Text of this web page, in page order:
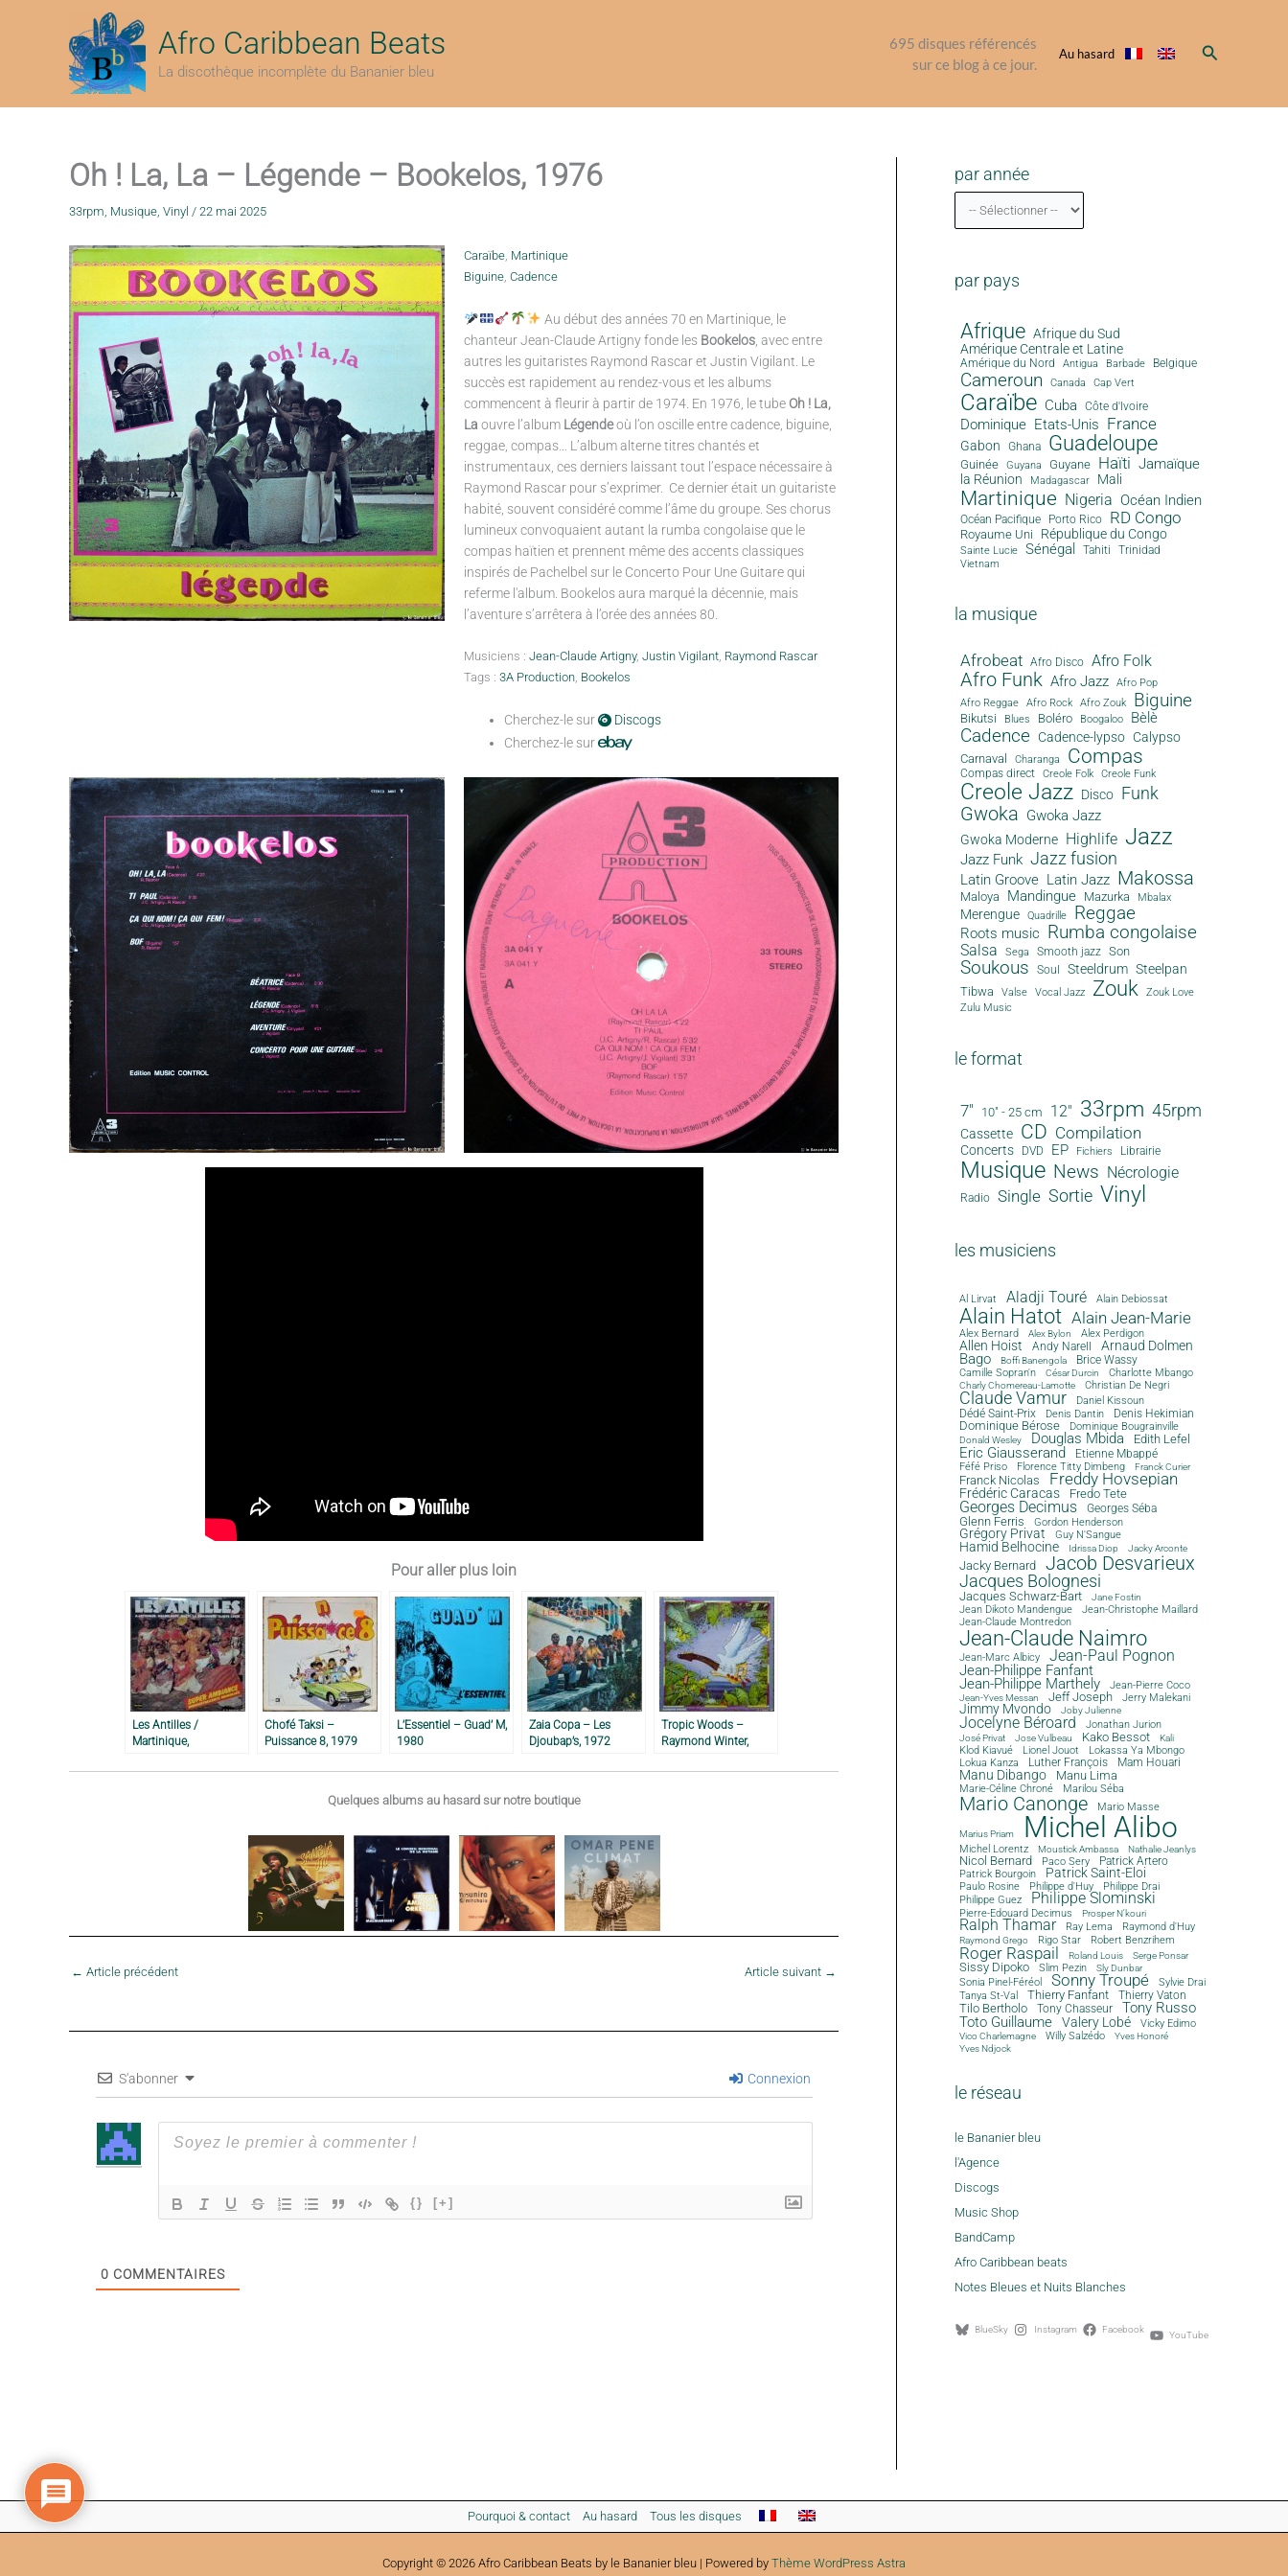
Afro Caribbean Beats
La discothèque incomplète du Bananier bleu
695 disques référencés
sur ce blog à ce jour.
Au hasard Rechercher
Oh ! La, La – Légende – Bookelos, 1976
33rpm, Musique, Vinyl / 22 mai 2025
Caraïbe, Martinique
Biguine, Cadence
Au début des années 70 en Martinique, le
chanteur Jean-Claude Artigny fonde les Bookelos, avec entre
autres les guitaristes Raymond Rascar et Justin Vigilant. Le
succès est rapidement au rendez-vous et les albums
commencent à fleurir à partir de 1974. En 1976, le tube Oh ! La,
La ouvre l’album Légendeoù l’on oscille entre cadence, biguine,
reggae, compas… L’album alterne titres chantés et
instrumentaux, ces derniers laissant tout l’espace nécessaire à
Raymond Rascar pour s’exprimer. Ce dernier était un guitariste
habité, souvent considéré comme l’âme du groupe. Ses chorus
lumineux convoquaient autant la rumba congolaise que le
compas haïtien et prennent même des accents classiques
inspirés de Pachelbel sur le Concerto Pour Une Guitare qui
referme l'album. Bookelos aura marqué la décennie, mais
l’aventure s’arrêtera à l’orée des années 80.
Musiciens : Jean-Claude Artigny, Justin Vigilant, Raymond Rascar
Tags : 3A Production, Bookelos
Cherchez-le sur
Discogs
Cherchez-le sur
Pour aller plus loin
Les Antilles /
Martinique,
Dominique, Sainte
Chofé Taksi –
Puissance 8, 1979
L’Essentiel – Guad’ M,
1980
Zaia Copa – Les
Djoubap’s, 1972
Tropic Woods –
Raymond Winter,
Quelques albums au hasard sur notre boutique
← Article précédent Article suivant →
S'abonner Connexion
{} [+]
0 COMMENTAIRES
par année
par pays
Afrique Afrique du Sud
Amérique Centrale et Latine
Amérique du Nord Antigua Barbade Belgique
Cameroun Canada Cap Vert
Caraïbe Cuba Côte d'Ivoire
Dominique Etats-Unis France
Gabon Ghana Guadeloupe
Guinée Guyana Guyane Haïti Jamaïque
la Réunion Madagascar Mali
Martinique Nigeria Océan Indien
Océan Pacifique Porto Rico RD Congo
Royaume Uni République du Congo
Sainte Lucie Sénégal Tahiti Trinidad
Vietnam
la musique
Afrobeat Afro Disco Afro Folk
Afro Funk Afro Jazz
Afro Pop
Afro Reggae
Afro Rock Afro Zouk Biguine
Bikutsi Blues Boléro Boogaloo Bèlè
Cadence Cadence-lypso Calypso
Carnaval Charanga Compas
Compas direct Creole Folk Creole Funk
Creole Jazz Disco Funk
Gwoka Gwoka Jazz
Gwoka Moderne Highlife Jazz
Jazz Funk Jazz fusion
Latin Groove Latin Jazz Makossa
Maloya Mandingue Mazurka Mbalax
Merengue Quadrille Reggae
Roots music Rumba congolaise
Salsa Sega Smooth jazz Son
Soukous Soul Steeldrum Steelpan
Tibwa Valse Vocal Jazz Zouk
Zouk Love
Zulu Music
le format
7" 10" - 25 cm 12" 33rpm 45rpm
Cassette CD Compilation
Concerts DVD EP Fichiers Librairie
Musique News Nécrologie
Radio Single Sortie Vinyl
les musiciens
Al Lirvat Aladji Touré Alain Debiossat
Alain Hatot Alain Jean-Marie
Alex Bernard Alex Bylon Alex Perdigon
Allen Hoist Andy Narell Arnaud Dolmen
Bago Boffi Banengola
Brice Wassy
Camille Sopran'n
César Durcin Charlotte Mbango
Charly Chomereau-Lamotte Christian De Negri
Claude Vamur Daniel Kissoun
Dédé Saint-Prix Denis Dantin Denis Hekimian
Dominique Bérose Dominique Bougrainville
Donald Wesley Douglas Mbida Edith Lefel
Eric Giausserand Etienne Mbappé
Féfé Priso Florence Titty Dimbeng Franck Curier
Franck Nicolas Freddy Hovsepian
Frédéric Caracas Fredo Tete
Georges Decimus Georges Séba
Glenn Ferris Gordon Henderson
Grégory Privat Guy N'Sangue
Hamid Belhocine Idrissa Diop Jacky Arconte
Jacky Bernard Jacob Desvarieux
Jacques Bolognesi
Jacques Schwarz-Bart Jane Fostin
Jean Dikoto Mandengue
Jean-Christophe Maillard
Jean-Claude Montredon
Jean-Claude Naimro
Jean-Marc Albicy Jean-Paul Pognon
Jean-Philippe Fanfant
Jean-Philippe Marthely Jean-Pierre Coco
Jean-Yves Messan Jeff Joseph Jerry Malekani
Jimmy Mvondo Joby Julienne
Jocelyne Béroard Jonathan Jurion
José Privat Jose Vulbeau Kako Bessot Kali
Klod Kiavué Lionel Jouot
Lokassa Ya Mbongo
Lokua Kanza
Luther François Mam Houari
Manu Dibango Manu Lima
Marie-Céline Chroné Marilou Séba
Mario Canonge Mario Masse
Marius Priam Michel Alibo
Michel Lorentz Moustick Ambassa Nathalie Jeanlys
Nicol Bernard Paco Sery
Patrick Artero
Patrick Bourgoin
Patrick Saint-Eloi
Paulo Rosine Philippe d'Huy
Philippe Drai
Philippe Guez
Philippe Slominski
Pierre-Edouard Decimus Prosper N'kouri
Ralph Thamar Ray Lema Raymond d'Huy
Raymond Grego Rigo Star Robert Benzrihem
Roger Raspail Roland Louis Serge Ponsar
Sissy Dipoko Slim Pezin Sly Dunbar
Sonia Pinel-Féréol Sonny Troupé Sylvie Drai
Tanya St-Val Thierry Fanfant Thierry Vaton
Tilo Bertholo Tony Chasseur
Tony Russo
Toto Guillaume
Valery Lobé Vicky Edimo
Vico Charlemagne Willy Salzédo
Yves Honoré
Yves Ndjock
le réseau
le Bananier bleu
l'Agence
Discogs
Music Shop
BandCamp
Afro Caribbean beats
Notes Bleues et Nuits Blanches
BlueSky Instagram Facebook YouTube
Pourquoi & contact Au hasard Tous les disques
Copyright © 2026 Afro Caribbean Beats by le Bananier bleu | Powered by Thème WordPress Astra